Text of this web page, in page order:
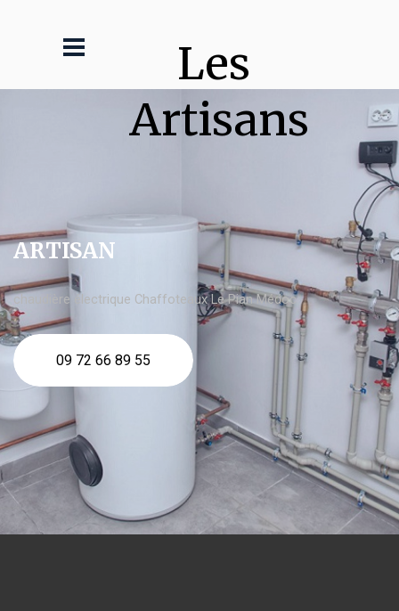
Les
Artisans
ARTISAN
chaudière électrique Chaffoteaux Le Pian Médoc
09 72 66 89 55